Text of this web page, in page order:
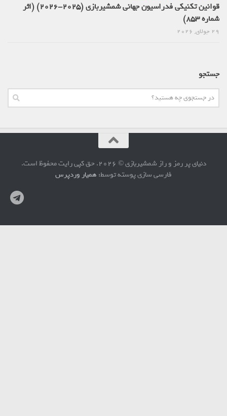
قوانین تکنیکی فدراسیون جهانی شمشیربازی (2025-2026) (اثر
شماره 853)
جستجو
دنیای پر رمز و راز شمشیربازی © 2026. حق کپی رایت محفوظ است.
فارسی سازی پوسته توسط:همیار وردپرس